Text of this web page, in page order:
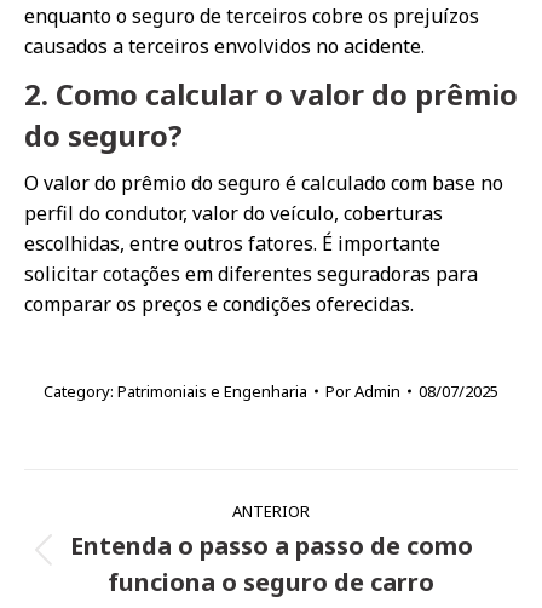
enquanto o seguro de terceiros cobre os prejuízos
causados a terceiros envolvidos no acidente.
2. Como calcular o valor do prêmio
do seguro?
O valor do prêmio do seguro é calculado com base no
perfil do condutor, valor do veículo, coberturas
escolhidas, entre outros fatores. É importante
solicitar cotações em diferentes seguradoras para
comparar os preços e condições oferecidas.
Category: Patrimoniais e Engenharia PorAdmin 08/07/2025
de
ANTERIOR
Post
anterior:
Entenda o passo a passo de como
funciona o seguro de carro